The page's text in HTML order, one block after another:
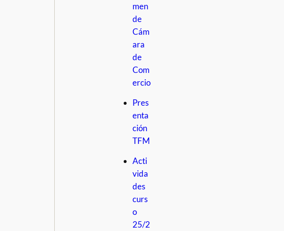
men
de
Cám
ara
de
Com
ercio
Pres
enta
ción
TFM
Acti
vida
des
curs
o
25/2